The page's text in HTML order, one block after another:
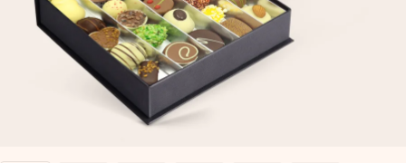
jullie foto of een boodschap die raakt. Zonder gedoe, maar
met alle aandacht voor het moment.